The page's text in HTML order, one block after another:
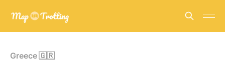
Greece 🇬🇷